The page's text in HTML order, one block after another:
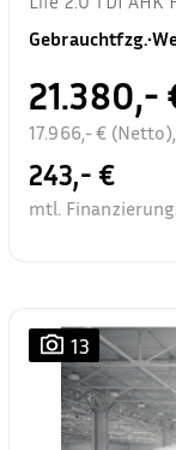
Gebrauchtfzg.•
21.380,-
17.966,- €
243,- €
mtl.
13